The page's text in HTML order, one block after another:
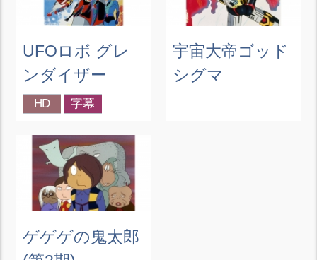
UFOロボ グレ
ンダイザー
HD 字幕
宇宙大帝ゴッド
シグマ
ゲゲゲの鬼太郎